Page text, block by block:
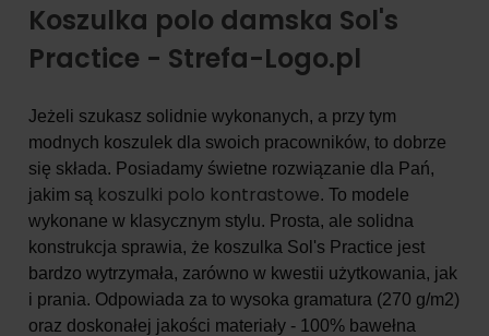
Koszulka polo damska Sol's
Practice - Strefa-Logo.pl
Jeżeli szukasz solidnie wykonanych, a przy tym
modnych koszulek dla swoich pracowników, to dobrze
się składa. Posiadamy świetne rozwiązanie dla Pań,
jakim są koszulki polo kontrastowe. To modele
wykonane w klasycznym stylu. Prosta, ale solidna
konstrukcja sprawia, że koszulka Sol's Practice jest
bardzo wytrzymała, zarówno w kwestii użytkowania, jak
i prania. Odpowiada za to wysoka gramatura (270 g/m2)
oraz doskonałej jakości materiały - 100% bawełna